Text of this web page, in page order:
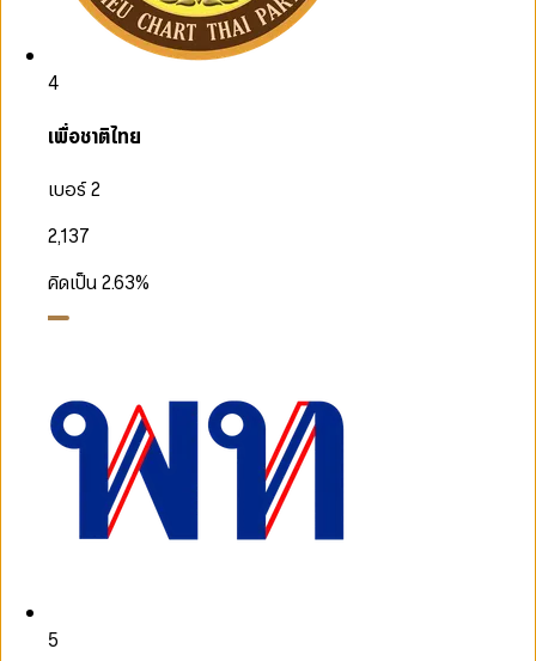
4
เพื่อชาติไทย
เบอร์ 2
2,137
คิดเป็น2.63%
5